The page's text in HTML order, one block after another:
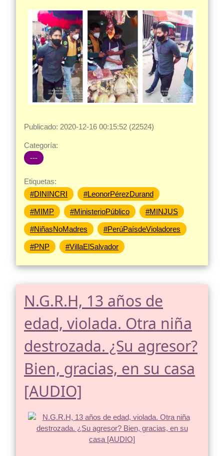
Publicado: 2020-12-16 00:15:52 (22524)
Categoría:
---
Etiquetas:
#DININCRI
#LeonorPérezDurand
#MIMP #MinisterioPúblico #MINJUS
#NiñasNoMadres #PerúPaísdeVioladores
#PNP #VillaElSalvador
N.G.R.H, 13 años de
edad, violada. Otra niña
destrozada. ¿Su agresor?
Bien, gracias, en su casa
[AUDIO]